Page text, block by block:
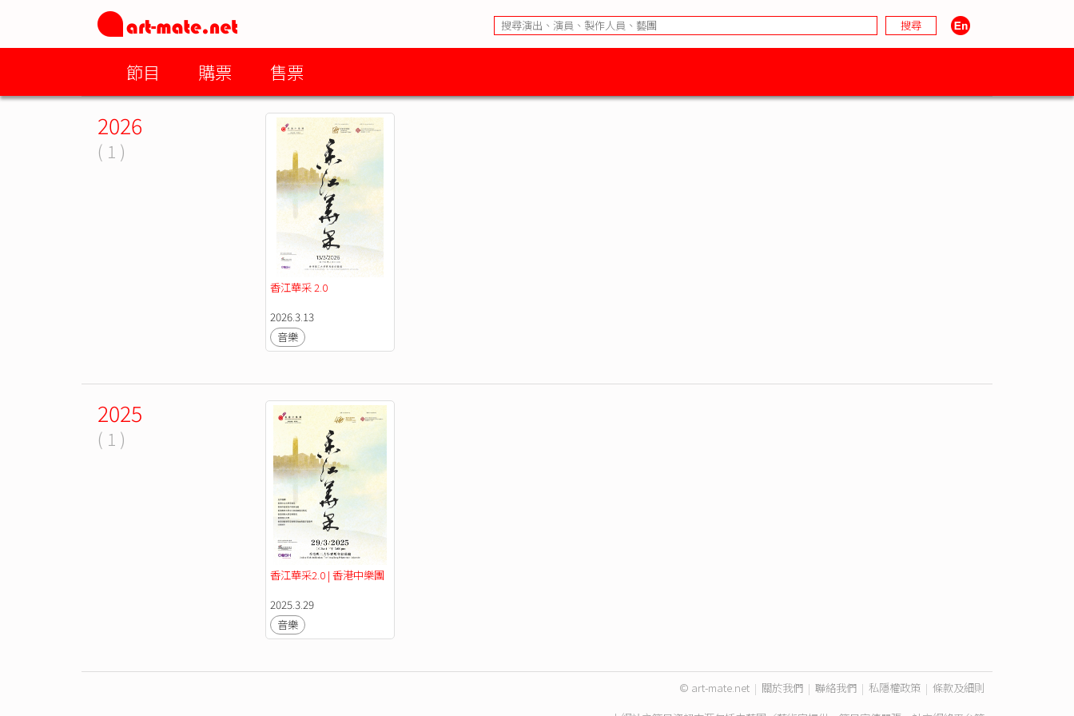
節目 購票 售票
2026
( 1 )
香江華采 2.0
2026.3.13
音樂
2025
( 1 )
香江華采2.0 | 香港中樂團
2025.3.29
音樂
© art-mate.net | 關於我們 | 聯絡我們 | 私隱權政策 | 條款及細則